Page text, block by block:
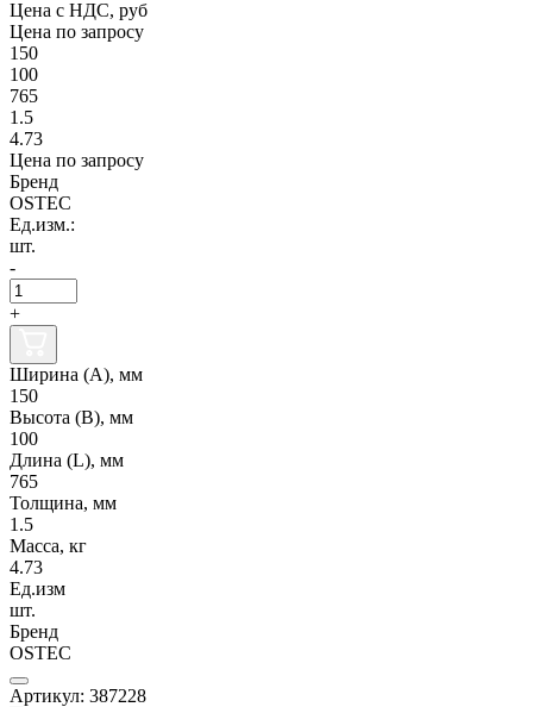
Цена с НДС, руб
Цена по запросу
150
100
765
1.5
4.73
Цена по запросу
Бренд
OSTEC
Ед.изм.:
шт.
-
+
Ширина (А), мм
150
Высота (В), мм
100
Длина (L), мм
765
Толщина, мм
1.5
Масса, кг
4.73
Ед.изм
шт.
Бренд
OSTEC
Артикул: 387228